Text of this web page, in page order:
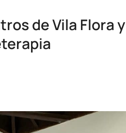
de Vila Flora